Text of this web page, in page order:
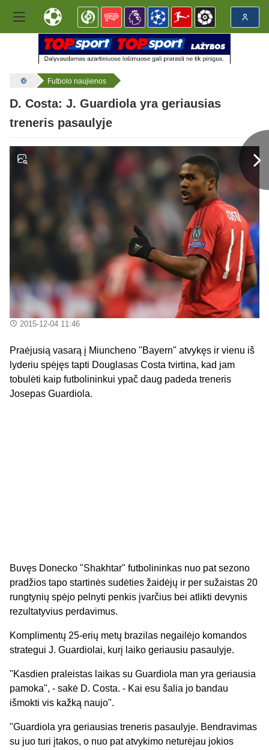
Futbolo naujienos
D. Costa: J. Guardiola yra geriausias
treneris pasaulyje
2015-12-04 11:46
Praėjusią vasarą į Miuncheno "Bayern" atvykęs ir vienu iš
lyderiu spėjęs tapti Douglasas Costa tvirtina, kad jam
tobulėti kaip futbolininkui ypač daug padeda treneris
Josepas Guardiola.
Buvęs Donecko "Shakhtar" futbolininkas nuo pat sezono
pradžios tapo startinės sudėties žaidėjų ir per sužaistas 20
rungtynių spėjo pelnyti penkis įvarčius bei atlikti devynis
rezultatyvius perdavimus.
Komplimentų 25-erių metų brazilas negailėjo komandos
strategui J. Guardiolai, kurį laiko geriausiu pasaulyje.
"Kasdien praleistas laikas su Guardiola man yra geriausia
pamoka", - sakė D. Costa. - Kai esu šalia jo bandau
išmokti vis kažką naujo".
"Guardiola yra geriausias treneris pasaulyje. Bendravimas
su juo turi įtakos, o nuo pat atvykimo neturėjau jokios